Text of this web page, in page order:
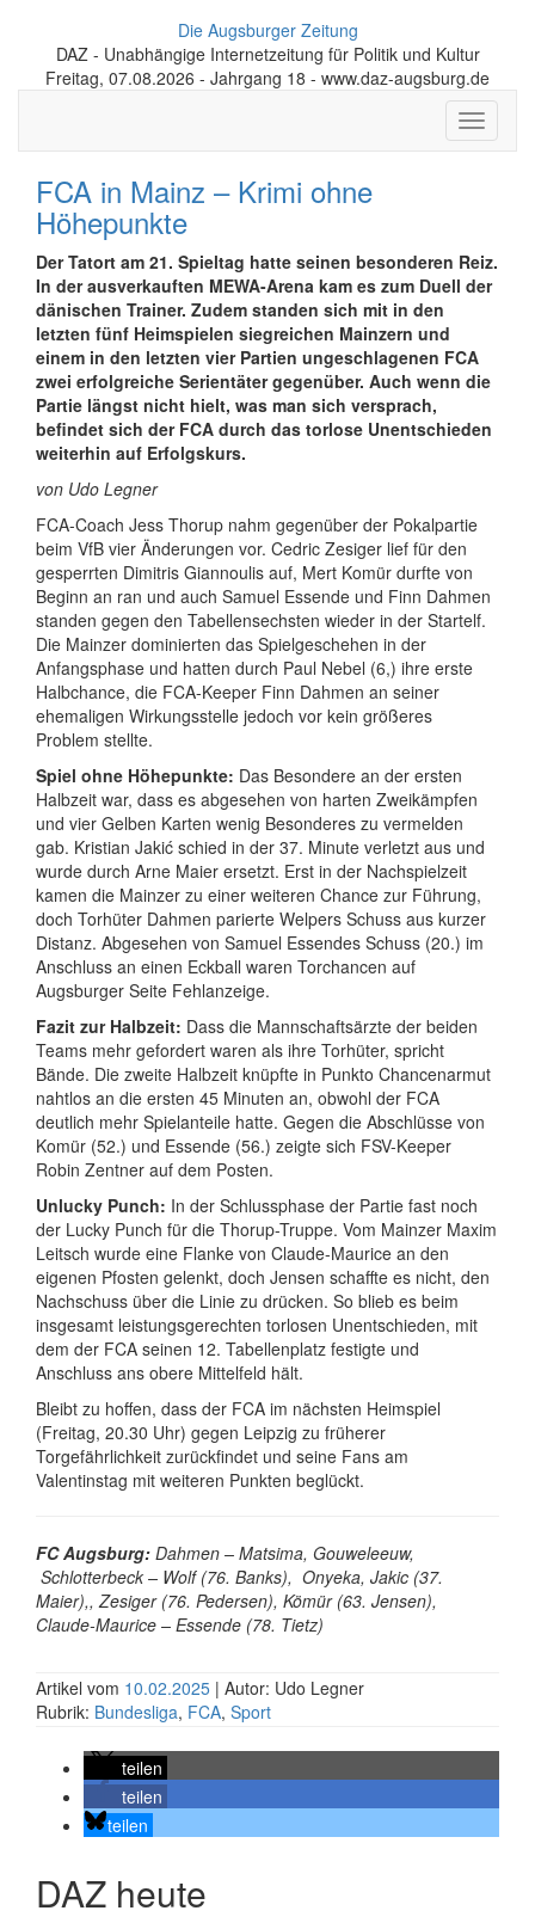
Die Augsburger Zeitung
DAZ - Unabhängige Internetzeitung für Politik und Kultur
Freitag, 07.08.2026 - Jahrgang 18 - www.daz-augsburg.de
Toggle
FCA in Mainz – Krimi ohne
Höhepunkte
Der Tatort am 21. Spieltag hatte seinen besonderen Reiz.
In der ausverkauften MEWA-Arena kam es zum Duell der
dänischen Trainer. Zudem standen sich mit in den
letzten fünf Heimspielen siegreichen Mainzern und
einem in den letzten vier Partien ungeschlagenen FCA
zwei erfolgreiche Serientäter gegenüber. Auch wenn die
Partie längst nicht hielt, was man sich versprach,
befindet sich der FCA durch das torlose Unentschieden
weiterhin auf Erfolgskurs.
von Udo Legner
FCA-Coach Jess Thorup nahm gegenüber der Pokalpartie
beim VfB vier Änderungen vor. Cedric Zesiger lief für den
gesperrten Dimitris Giannoulis auf, Mert Komür durfte von
Beginn an ran und auch Samuel Essende und Finn Dahmen
standen gegen den Tabellensechsten wieder in der Startelf.
Die Mainzer dominierten das Spielgeschehen in der
Anfangsphase und hatten durch Paul Nebel (6,) ihre erste
Halbchance, die FCA-Keeper Finn Dahmen an seiner
ehemaligen Wirkungsstelle jedoch vor kein größeres
Problem stellte.
Spiel ohne Höhepunkte: Das Besondere an der ersten
Halbzeit war, dass es abgesehen von harten Zweikämpfen
und vier Gelben Karten wenig Besonderes zu vermelden
gab. Kristian Jakić schied in der 37. Minute verletzt aus und
wurde durch Arne Maier ersetzt. Erst in der Nachspielzeit
kamen die Mainzer zu einer weiteren Chance zur Führung,
doch Torhüter Dahmen parierte Welpers Schuss aus kurzer
Distanz. Abgesehen von Samuel Essendes Schuss (20.) im
Anschluss an einen Eckball waren Torchancen auf
Augsburger Seite Fehlanzeige.
Fazit zur Halbzeit: Dass die Mannschaftsärzte der beiden
Teams mehr gefordert waren als ihre Torhüter, spricht
Bände. Die zweite Halbzeit knüpfte in Punkto Chancenarmut
nahtlos an die ersten 45 Minuten an, obwohl der FCA
deutlich mehr Spielanteile hatte. Gegen die Abschlüsse von
Komür (52.) und Essende (56.) zeigte sich FSV-Keeper
Robin Zentner auf dem Posten.
Unlucky Punch: In der Schlussphase der Partie fast noch
der Lucky Punch für die Thorup-Truppe. Vom Mainzer Maxim
Leitsch wurde eine Flanke von Claude-Maurice an den
eigenen Pfosten gelenkt, doch Jensen schaffte es nicht, den
Nachschuss über die Linie zu drücken. So blieb es beim
insgesamt leistungsgerechten torlosen Unentschieden, mit
dem der FCA seinen 12. Tabellenplatz festigte und
Anschluss ans obere Mittelfeld hält.
Bleibt zu hoffen, dass der FCA im nächsten Heimspiel
(Freitag, 20.30 Uhr) gegen Leipzig zu früherer
Torgefährlichkeit zurückfindet und seine Fans am
Valentinstag mit weiteren Punkten beglückt.
FC Augsburg: Dahmen – Matsima, Gouweleeuw,
Schlotterbeck – Wolf (76. Banks), Onyeka, Jakic (37.
Maier),, Zesiger (76. Pedersen), Kömür (63. Jensen),
Claude-Maurice – Essende (78. Tietz)
Artikel vom 10.02.2025 | Autor: Udo Legner
Rubrik: Bundesliga, FCA, Sport
teilen
teilen
teilen
DAZ heute